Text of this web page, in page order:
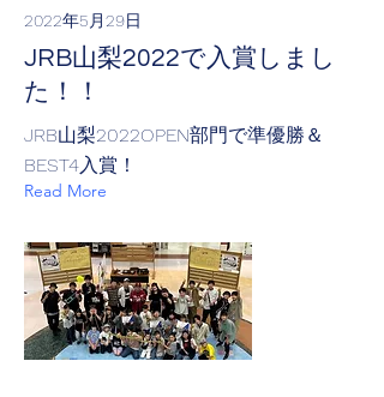
2022年5月29日
JRB山梨2022で入賞しまし
た！！
JRB山梨2022OPEN部門で準優勝＆
BEST4入賞！
Read More